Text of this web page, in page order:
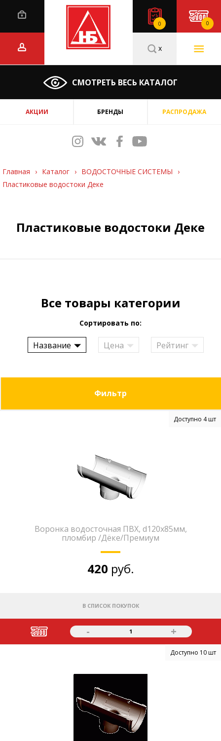
0 0
СМОТРЕТЬ ВЕСЬ КАТАЛОГ
x
АКЦИИ БРЕНДЫ РАСПРОДАЖА
Главная › Каталог › ВОДОСТОЧНЫЕ СИСТЕМЫ
›
Пластиковые водостоки Деке
Пластиковые водостоки Деке
Все товары категории
Сортировать по:
Название Цена Рейтинг
Фильтр
Доступно 4 шт
Воронка водосточная ПВХ, d120х85мм,
пломбир /Дёке/Премиум
420 руб.
В СПИСОК ПОКУПОК
- 1 +
Доступно 10 шт